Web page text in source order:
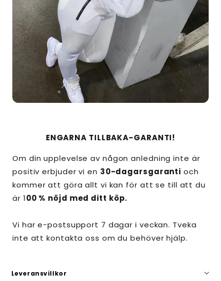
ENGARNA TILLBAKA-GARANTI!
Om din upplevelse av någon anledning inte är
positiv erbjuder vi en 30-dagarsgaranti och
kommer att göra allt vi kan för att se till att du
är 100 % nöjd med ditt köp.
Vi har e-postsupport 7 dagar i veckan. Tveka
inte att kontakta oss om du behöver hjälp.
Leveransvillkor